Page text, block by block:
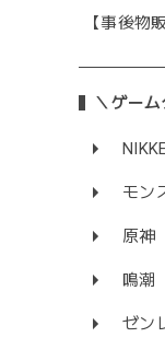
【事後物販
＼ゲー
モン
原神
鳴潮
ゼン